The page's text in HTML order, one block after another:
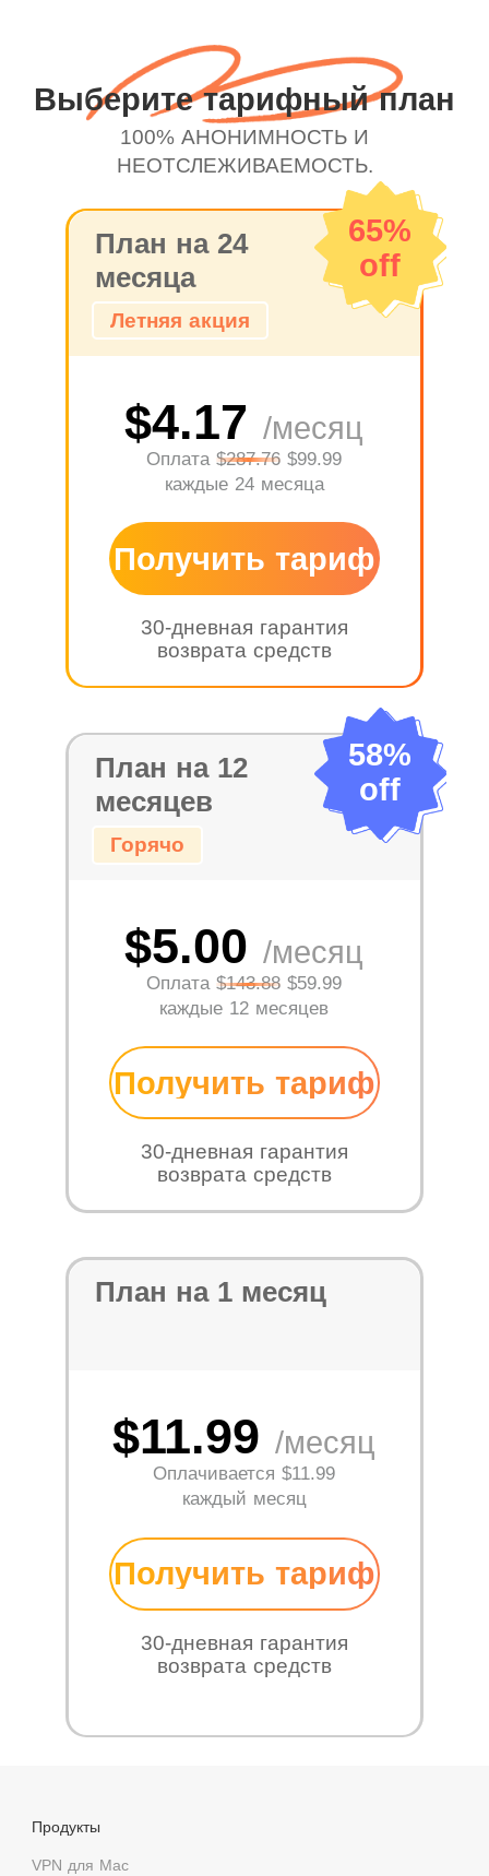
Выберите тарифный план
100% АНОНИМНОСТЬ И
НЕОТСЛЕЖИВАЕМОСТЬ.
65%
off
План на 24
месяца
Летняя акция
$4.17/месяц
Оплата$287.76 $99.99
каждые 24 месяца
Получить тариф
30-дневная гарантия
возврата средств
58%
off
План на 12
месяцев
Горячо
$5.00/месяц
Оплата$143.88 $59.99
каждые 12 месяцев
Получить тариф
30-дневная гарантия
возврата средств
План на 1 месяц
$11.99/месяц
Оплачивается$11.99
каждый месяц
Получить тариф
30-дневная гарантия
возврата средств
Продукты
VPN для Mac